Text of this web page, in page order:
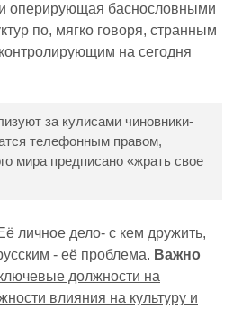
оперирующая баснословными
по, мягко говоря, странным
на сегодня
за кулисами чиновники-
телефонным правом,
мира предписано «жрать свое
личное дело- с кем дружить,
- её проблема. Важно
должности на
влияния на культуру и